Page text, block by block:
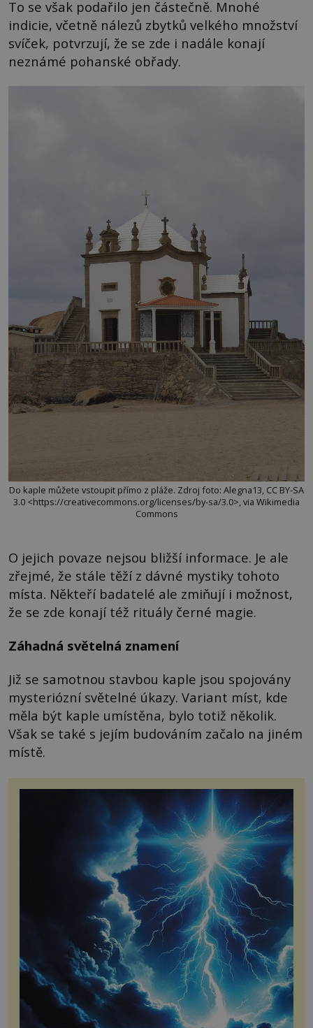
To se však podařilo jen částečně. Mnohé
indicie, včetně nálezů zbytků velkého množství
svíček, potvrzují, že se zde i nadále konají
neznámé pohanské obřady.
Do kaple můžete vstoupit přímo z pláže. Zdroj foto: Alegna13, CC BY-SA
3.0 <https://creativecommons.org/licenses/by-sa/3.0>, via Wikimedia
Commons
O jejich povaze nejsou bližší informace. Je ale
zřejmé, že stále těží z dávné mystiky tohoto
místa. Někteří badatelé ale zmiňují i možnost,
že se zde konají též rituály černé magie.
Záhadná světelná znamení
Již se samotnou stavbou kaple jsou spojovány
mysteriózní světelné úkazy. Variant míst, kde
měla být kaple umístěna, bylo totiž několik.
Však se také s jejím budováním začalo na jiném
místě.